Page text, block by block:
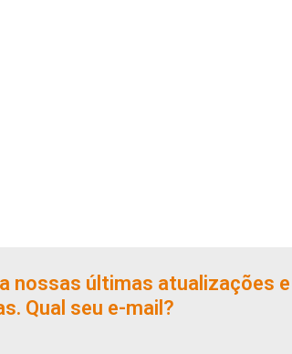
nossas últimas atualizações e
Qual seu e-mail?